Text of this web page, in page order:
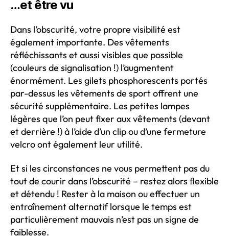
…et être vu
Dans l’obscurité, votre propre visibilité est
également importante. Des vêtements
réfléchissants et aussi visibles que possible
(couleurs de signalisation !) l’augmentent
énormément. Les gilets phosphorescents portés
par-dessus les vêtements de sport offrent une
sécurité supplémentaire. Les petites lampes
légères que l’on peut fixer aux vêtements (devant
et derrière !) à l’aide d’un clip ou d’une fermeture
velcro ont également leur utilité.
Et si les circonstances ne vous permettent pas du
tout de courir dans l’obscurité – restez alors ﬂexible
et détendu ! Rester à la maison ou effectuer un
entraînement alternatif lorsque le temps est
particulièrement mauvais n’est pas un signe de
faiblesse.